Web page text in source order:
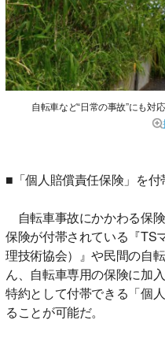
自転車など“日常の事故”にも
■「個人賠償責任保険」を
自転車事故にかかわる保
保険が付帯されている『TS
理技術協会）』や民間の自
ん、自転車専用の保険に加
特約として付帯できる「個
ることが可能だ。